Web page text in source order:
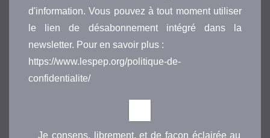
d'information. Vous pouvez à tout moment utiliser
le lien de désabonnement intégré dans la
newsletter. Pour en savoir plus :
https://www.lespep.org/politique-de-
confidentialite/
Je consens, librement, et de façon éclairée au